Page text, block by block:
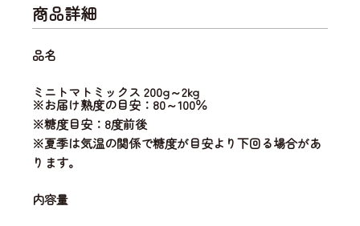
商品詳細
品名
ミニトマトミックス 200g～2kg
※お届け熟度の目安：80～100％
※糖度目安：8度前後
※夏季は気温の関係で糖度が目安より下回る場合があ
ります。
内容量